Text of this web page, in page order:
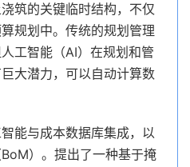
筑的关键临时结构，不仅
规划中。传统的规划管理
工智能（AI）在规划和管
大潜力，可以自动计算数
能与成本数据库集成，以
）。提出了一种基于掩